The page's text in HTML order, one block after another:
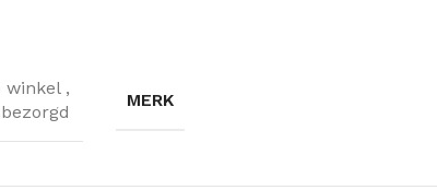
winkel ,
MERK